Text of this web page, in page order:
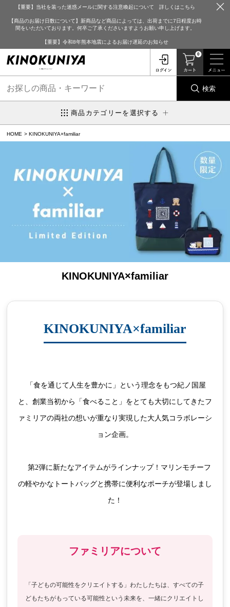
【重要】当社を装った迷惑メールに関する注意喚起について 詳しくはこちら
【商品のお届け日数について】新商品など商品によっては、出荷までに7日程度お時
間をいただいております。何卒ご了承くださいますようお願い申し上げます。
【重要】令和8年熊本地震によるお届け遅延のお知らせ
0
検索
商品カテゴリーを選択する
HOME KINOKUNIYA×familiar
KINOKUNIYA×familiar
KINOKUNIYA×familiar
と、創業当初から「食べること」をとても大切にしてきたフ
ァミリアの両社の想いが重なり実現した大人気コラボレーシ
ョン企画。
の軽やかなトートバッグと携帯に便利なポーチが登場しまし
た！
ファミリアについて
「子どもの可能性をクリエイトする」わたしたちは、すべての子
どもたちがもっている可能性という未来を、一緒にクリエイトし